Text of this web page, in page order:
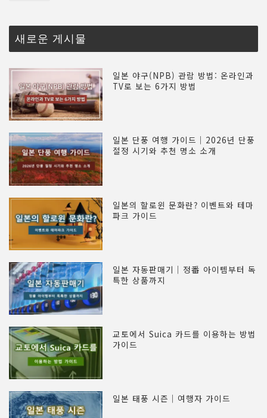
새로운 게시물
일본 야구(NPB) 관람 방법: 온라인과
TV로 보는 6가지 방법
일본 단풍 여행 가이드｜2026년 단풍
절정 시기와 추천 명소 소개
일본의 할로윈 문화란? 이벤트와 테마
파크 가이드
일본 자동판매기｜정番 아이템부터 독
특한 상품까지
교토에서 Suica 카드를 이용하는 방법
가이드
일본 태풍 시즌｜여행자 가이드